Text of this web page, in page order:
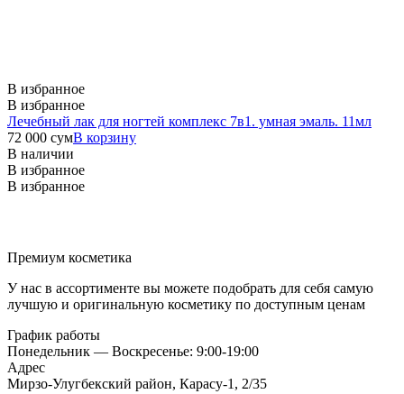
В избранное
В избранное
Лечебный лак для ногтей комплекс 7в1. умная эмаль. 11мл
72 000 сумВ корзину
В наличии
В избранное
В избранное
Премиум косметика
У нас в ассортименте вы можете подобрать для себя самую
лучшую и оригинальную косметику по доступным ценам
График работы
Понедельник — Воскресенье: 9:00-19:00
Адрес
Мирзо-Улугбекский район, Карасу-1, 2/35